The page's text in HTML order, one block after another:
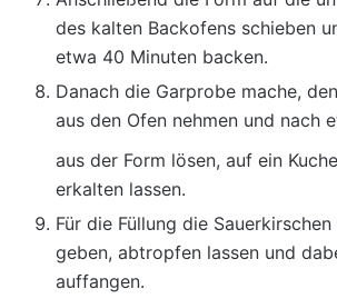
des kalten Backofens schieben
etwa 40 Minuten backen.
Danach die Garprobe mache,
aus den Ofen nehmen und nach
aus der Form lösen, auf ein
erkalten lassen.
Für die Füllung die
geben, abtropfen lassen und
auffangen.